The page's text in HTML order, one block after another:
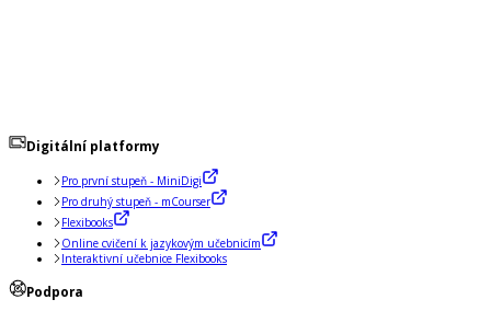
Digitální platformy
Pro první stupeň - MiniDigi
Pro druhý stupeň - mCourser
Flexibooks
Online cvičení k jazykovým učebnicím
Interaktivní učebnice Flexibooks
Podpora